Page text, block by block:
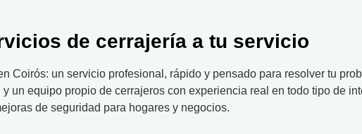
de cerrajería a tu servicio
Coirós: un servicio profesional, rápido y pensado para resolver tu
un equipo propio de cerrajeros con experiencia real en todo tipo de
de seguridad para hogares y negocios.